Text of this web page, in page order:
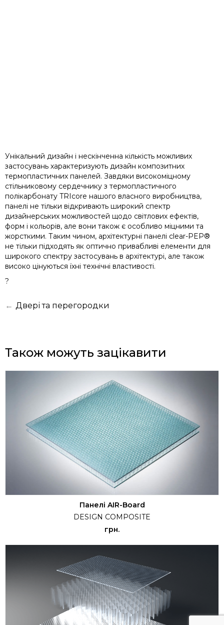
Унікальний дизайн і нескінченна кількість можливих
застосувань характеризують дизайн композитних
термопластичних панелей. Завдяки високоміцному
стільниковому сердечнику з термопластичного
полікарбонату TRIcore нашого власного виробництва,
панелі не тільки відкривають широкий спектр
дизайнерських можливостей щодо світлових ефектів,
форм і кольорів, але вони також є особливо міцними та
жорсткими. Таким чином, архітектурні панелі clear-PEP®
не тільки підходять як оптично привабливі елементи для
широкого спектру застосувань в архітектурі, але також
високо цінуються їхні технічні властивості.
?
← Двері та перегородки
Також можуть зацікавити
Панелі AIR-Board
DESIGN COMPOSITE
грн.